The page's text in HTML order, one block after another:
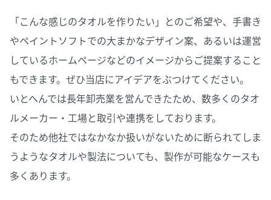
「こんな感じのタオルを作りたい」とのご希望や、手書き
やペイントソフトでの大まかなデザイン案、あるいは運営
しているホームページなどのイメージからご提案すること
もできます。ぜひ当店にアイデアをぶつけてください。
いとへんでは長年卸売業を営んできたため、数多くのタオ
ルメーカー・工場と取引や連携をしております。
そのため他社ではなかなか扱いがないために断られてしま
うようなタオルや製法についても、製作が可能なケースも
多くあります。